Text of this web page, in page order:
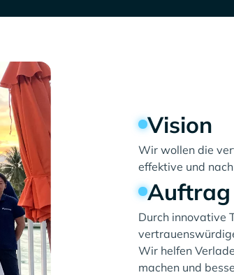
Vision
Wir wollen die
effektive und
Auftrag
Durch innovative
Wir helfen
machen und